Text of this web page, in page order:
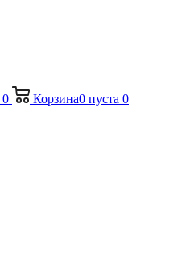
0 Корзина0 пуста 0